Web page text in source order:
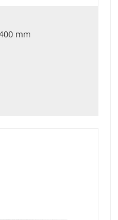
mm